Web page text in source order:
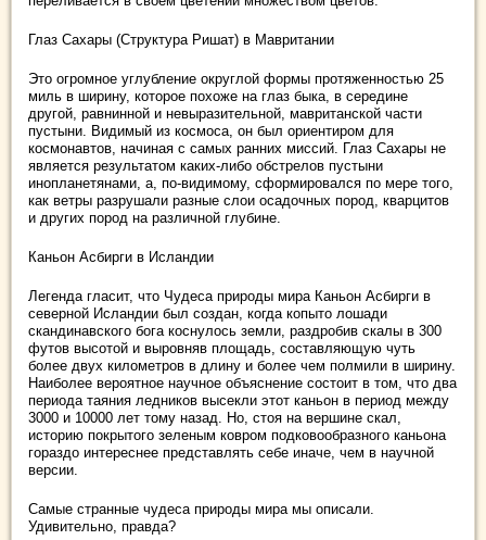
Глаз Сахары (Структура Ришат) в Мавритании
Это огромное углубление округлой формы протяженностью 25
миль в ширину, которое похоже на глаз быка, в середине
другой, равнинной и невыразительной, мавританской части
пустыни. Видимый из космоса, он был ориентиром для
космонавтов, начиная с самых ранних миссий. Глаз Сахары не
является результатом каких-либо обстрелов пустыни
инопланетянами, а, по-видимому, сформировался по мере того,
как ветры разрушали разные слои осадочных пород, кварцитов
и других пород на различной глубине.
Каньон Асбирги в Исландии
Легенда гласит, что Чудеса природы мира Каньон Асбирги в
северной Исландии был создан, когда копыто лошади
скандинавского бога коснулось земли, раздробив скалы в 300
футов высотой и выровняв площадь, составляющую чуть
более двух километров в длину и более чем полмили в ширину.
Наиболее вероятное научное объяснение состоит в том, что два
периода таяния ледников высекли этот каньон в период между
3000 и 10000 лет тому назад. Но, стоя на вершине скал,
историю покрытого зеленым ковром подковообразного каньона
гораздо интереснее представлять себе иначе, чем в научной
версии.
Самые странные чудеса природы мира мы описали.
Удивительно, правда?